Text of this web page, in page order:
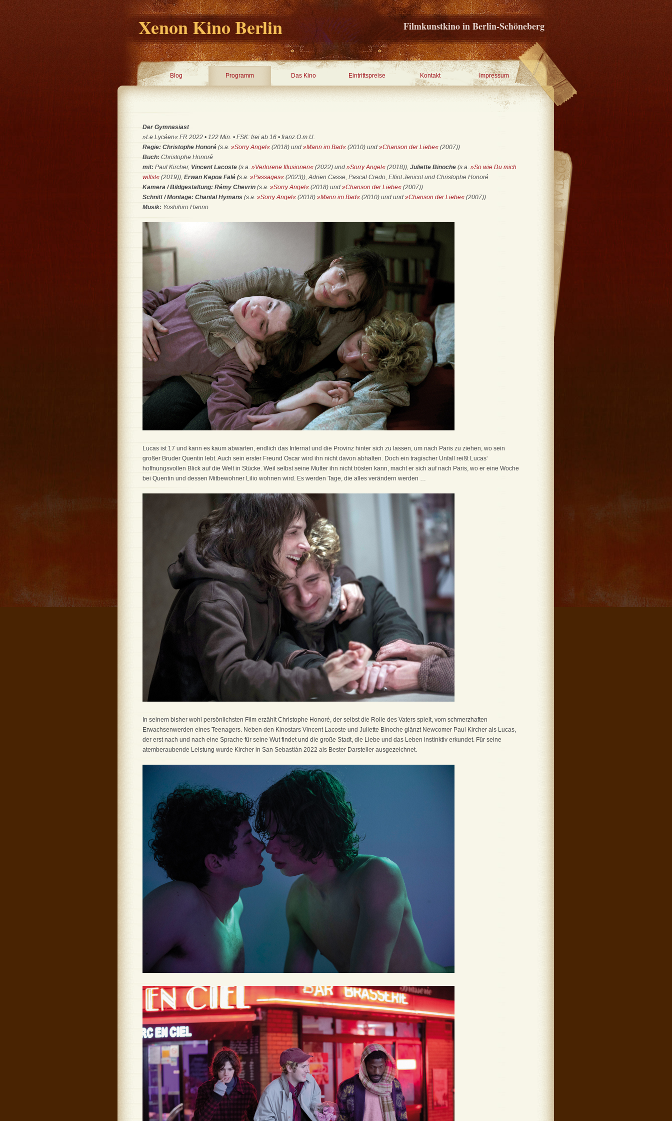
Xenon Kino Berlin Filmkunstkino in Berlin-Schöneberg
Blog Programm Das Kino Eintrittspreise Kontakt Impressum
Der Gymnasiast
»Le Lycéen« FR 2022 • 122 Min. • FSK: frei ab 16 • franz.O.m.U.
Regie: Christophe Honoré (s.a. »Sorry Angel« (2018) und »Mann im Bad« (2010) und »Chanson der Liebe« (2007))
Buch: Christophe Honoré
mit: Paul Kircher, Vincent Lacoste (s.a. »Verlorene Illusionen« (2022) und »Sorry Angel« (2018)), Juliette Binoche (s.a. »So wie Du mich
willst« (2019)), Erwan Kepoa Falé (s.a. »Passages« (2023)), Adrien Casse, Pascal Credo, Elliot Jenicot und Christophe Honoré
Kamera / Bildgestaltung: Rémy Chevrin (s.a. »Sorry Angel« (2018) und »Chanson der Liebe« (2007))
Schnitt / Montage: Chantal Hymans (s.a. »Sorry Angel« (2018) »Mann im Bad« (2010) und und »Chanson der Liebe« (2007))
Musik: Yoshihiro Hanno
Lucas ist 17 und kann es kaum abwarten, endlich das Internat und die Provinz hinter sich zu lassen, um nach Paris zu ziehen, wo sein
großer Bruder Quentin lebt. Auch sein erster Freund Oscar wird ihn nicht davon abhalten. Doch ein tragischer Unfall reißt Lucas‘
hoffnungsvollen Blick auf die Welt in Stücke. Weil selbst seine Mutter ihn nicht trösten kann, macht er sich auf nach Paris, wo er eine Woche
bei Quentin und dessen Mitbewohner Lilio wohnen wird. Es werden Tage, die alles verändern werden …
In seinem bisher wohl persönlichsten Film erzählt Christophe Honoré, der selbst die Rolle des Vaters spielt, vom schmerzhaften
Erwachsenwerden eines Teenagers. Neben den Kinostars Vincent Lacoste und Juliette Binoche glänzt Newcomer Paul Kircher als Lucas,
der erst nach und nach eine Sprache für seine Wut findet und die große Stadt, die Liebe und das Leben instinktiv erkundet. Für seine
atemberaubende Leistung wurde Kircher in San Sebastián 2022 als Bester Darsteller ausgezeichnet.